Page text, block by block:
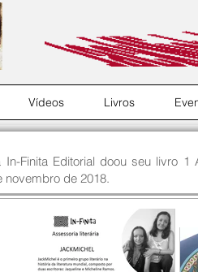
Vídeos Livros
Finita Editorial doou seu livro
novembro de 2018.